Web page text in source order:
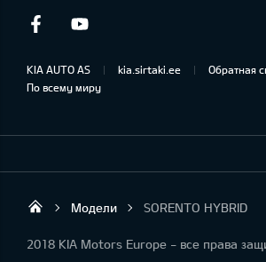
Facebook
KIA AUTO AS kia.sirtaki.ee
Обратная
По всему миру
Sirtaki OÜ
Модели SORENTO HYBRID
2018 KIA Motors Europe - все права